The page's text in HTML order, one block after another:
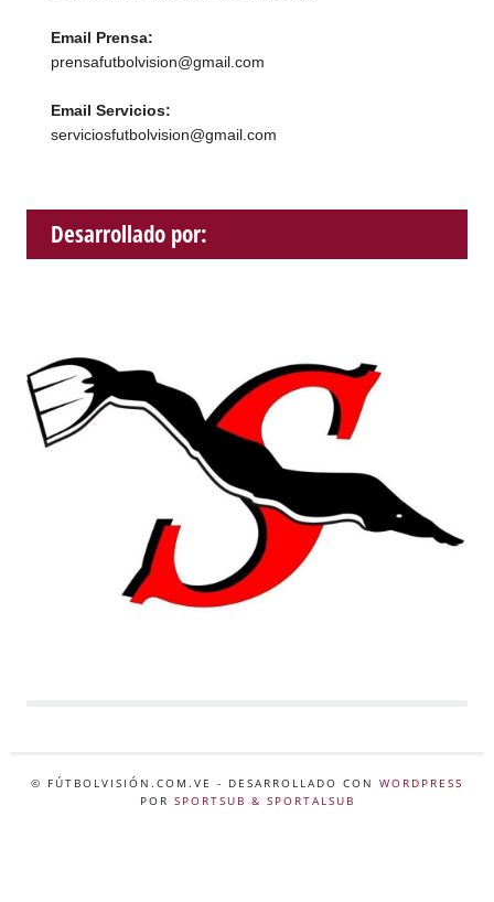
Email Prensa:
prensafutbolvision@gmail.com
Email Servicios:
serviciosfutbolvision@gmail.com
Desarrollado por:
© FÚTBOLVISIÓN.COM.VE - DESARROLLADO CON WORDPRESS
POR SPORTSUB & SPORTALSUB